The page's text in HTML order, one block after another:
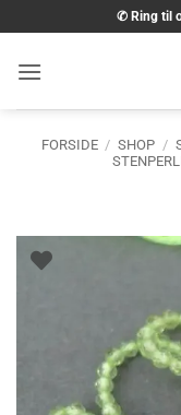
til
indhold
✆ Ring til
FORSIDE / SHOP /